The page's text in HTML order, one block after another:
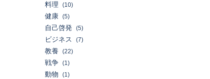
料理 (10)
健康 (5)
自己啓発 (5)
ビジネス (7)
教養 (22)
戦争 (1)
動物 (1)